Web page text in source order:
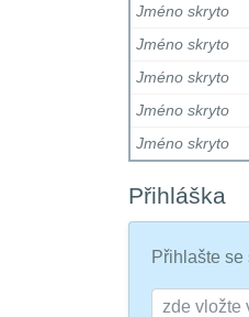
Jméno skryto
Jméno skryto
Jméno skryto
Jméno skryto
Jméno skryto
Přihláška
Přihlašte se